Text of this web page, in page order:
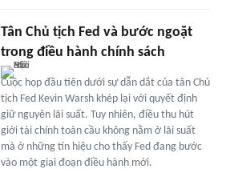
Tân Chủ tịch Fed và bước ngoặt
trong điều hành chính sách
Cuộc họp đầu tiên dưới sự dẫn dắt của tân Chủ
tịch Fed Kevin Warsh khép lại với quyết định
giữ nguyên lãi suất. Tuy nhiên, điều thu hút
giới tài chính toàn cầu không nằm ở lãi suất
mà ở những tín hiệu cho thấy Fed đang bước
vào một giai đoạn điều hành mới.